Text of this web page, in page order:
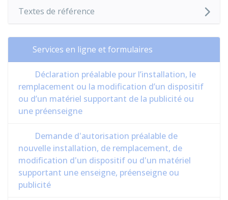
Textes de référence
Services en ligne et formulaires
Déclaration préalable pour l’installation, le
remplacement ou la modification d’un dispositif
ou d’un matériel supportant de la publicité ou
une préenseigne
Demande d'autorisation préalable de
nouvelle installation, de remplacement, de
modification d'un dispositif ou d'un matériel
supportant une enseigne, préenseigne ou
publicité